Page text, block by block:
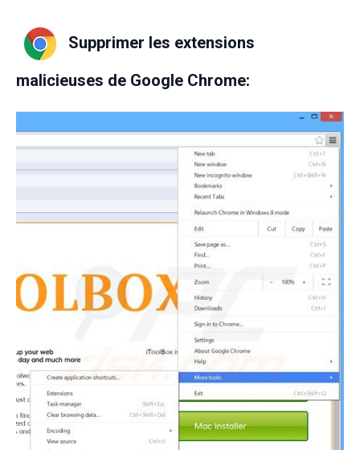
Supprimer les extensions
malicieuses de Google Chrome: